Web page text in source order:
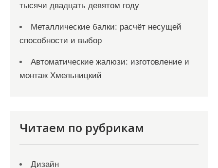
тысячи двадцать девятом году
Металлические балки: расчёт несущей
способности и выбор
Автоматические жалюзи: изготовление и
монтаж Хмельницкий
Читаем по рубрикам
Дизайн